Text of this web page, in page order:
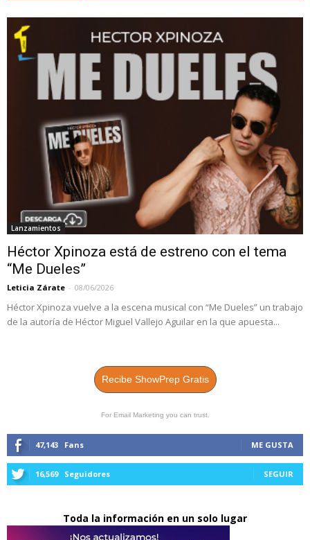
Lanzamientos
Héctor Xpinoza está de estreno con el tema
“Me Dueles”
Leticia Zárate - 08/06/2026
Héctor Xpinoza vuelve a la escena musical con “Me Dueles” un trabajo
de la autoría de Héctor Miguel Vallejo Aguilar en la que apuesta...
Recibe ShowPrep Gratis
For Email Marketing you can trust.
47,143 Fans ME GUSTA
16,569 Seguidores SEGUIR
Toda la información en un solo lugar